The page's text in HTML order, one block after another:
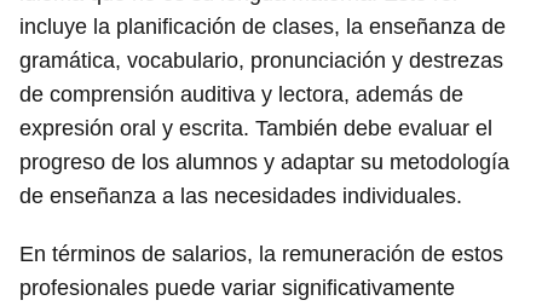
incluye la planificación de clases, la enseñanza de
gramática, vocabulario, pronunciación y destrezas
de comprensión auditiva y lectora, además de
expresión oral y escrita. También debe evaluar el
progreso de los alumnos y adaptar su metodología
de enseñanza a las necesidades individuales.
En términos de salarios, la remuneración de estos
profesionales puede variar significativamente